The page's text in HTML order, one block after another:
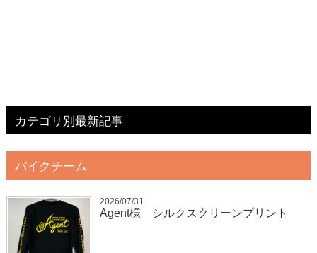
カテゴリ別最新記事
バイクチーム
2026/07/31
Agent様 シルクスクリーンプリント